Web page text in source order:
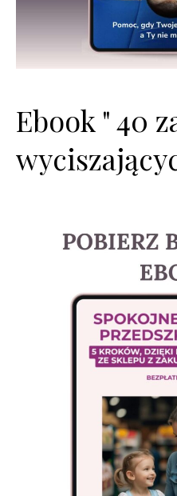
Ebook " 40